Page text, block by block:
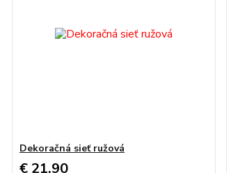
Dekoračná sieť ružová
€ 21,90